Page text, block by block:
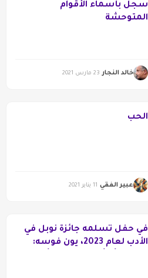
سجل بأسماء الأقوام
المتوحشة
خالد النجار 23 مارس 2021
الحب
عبير الفقي 11 يناير 2021
في حفل تسلمه جائزة نوبل في
الأدب لعام 2023، يون فوسه: